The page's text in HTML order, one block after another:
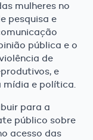
mulheres no
pesquisa e
pública e o
de
e
mídia e política.
para a
público sobre
acesso das